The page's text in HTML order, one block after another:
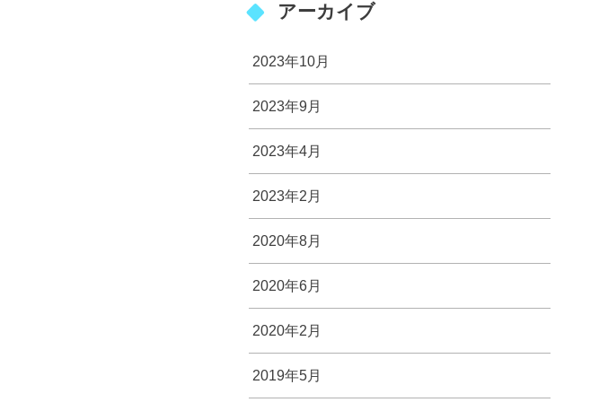
アーカイブ
2023年10月
2023年9月
2023年4月
2023年2月
2020年8月
2020年6月
2020年2月
2019年5月